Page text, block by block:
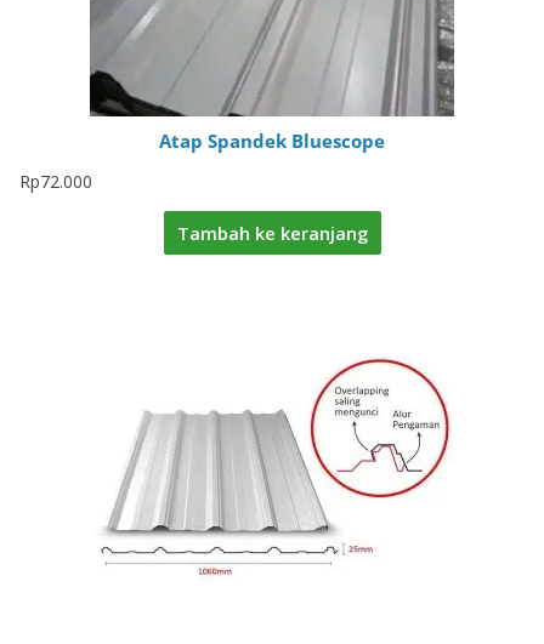
Atap Spandek Bluescope
Rp72.000
Tambah ke keranjang